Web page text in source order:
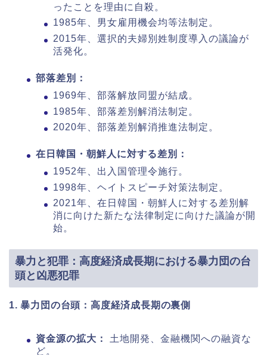
ったことを理由に自殺。
1985年、男女雇用機会均等法制定。
2015年、選択的夫婦別姓制度導入の議論が
活発化。
部落差別：
1969年、部落解放同盟が結成。
1985年、部落差別解消法制定。
2020年、部落差別解消推進法制定。
在日韓国・朝鮮人に対する差別：
1952年、出入国管理令施行。
1998年、ヘイトスピーチ対策法制定。
2021年、在日韓国・朝鮮人に対する差別解
消に向けた新たな法律制定に向けた議論が開
始。
暴力と犯罪：高度経済成長期における暴力団の台
頭と凶悪犯罪
1. 暴力団の台頭：高度経済成長期の裏側
資金源の拡大：
土地開発、金融機関への融資な
ど。